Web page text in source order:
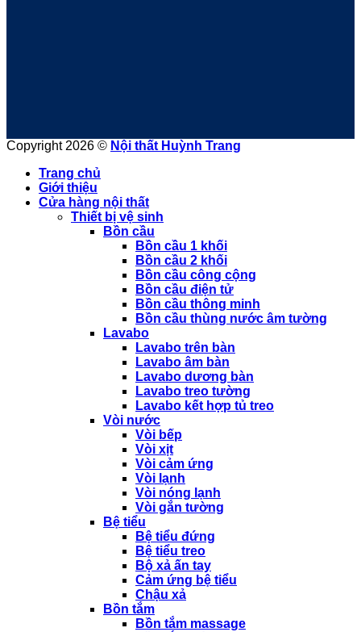
Copyright 2026 © Nội thất Huỳnh Trang
Trang chủ
Giới thiệu
Cửa hàng nội thất
Thiết bị vệ sinh
Bồn cầu
Bồn cầu 1 khối
Bồn cầu 2 khối
Bồn cầu công cộng
Bồn cầu điện tử
Bồn cầu thông minh
Bồn cầu thùng nước âm tường
Lavabo
Lavabo trên bàn
Lavabo âm bàn
Lavabo dương bàn
Lavabo treo tường
Lavabo kết hợp tủ treo
Vòi nước
Vòi bếp
Vòi xịt
Vòi cảm ứng
Vòi lạnh
Vòi nóng lạnh
Vòi gắn tường
Bệ tiểu
Bệ tiểu đứng
Bệ tiểu treo
Bộ xả ấn tay
Cảm ứng bệ tiểu
Chậu xả
Bồn tắm
Bồn tắm massage